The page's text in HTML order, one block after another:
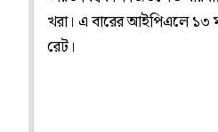
খরা। এ বারের আইপিএলে ১৩
রেট।